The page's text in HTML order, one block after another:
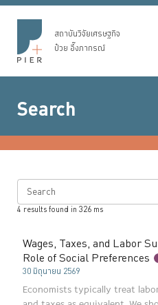
สถาบันวิจัยเศรษฐกิจ
ป๋วย อึ๊งภากรณ์
Search
Search
4 results found in 326 ms
Wages, Taxes, and Labor
Role of Social Preferences
30 มิถุนายน 2569
Economists typically treat